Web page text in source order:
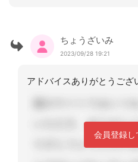
ちょうざいみ
2023/09/28 19:21
会員登録し